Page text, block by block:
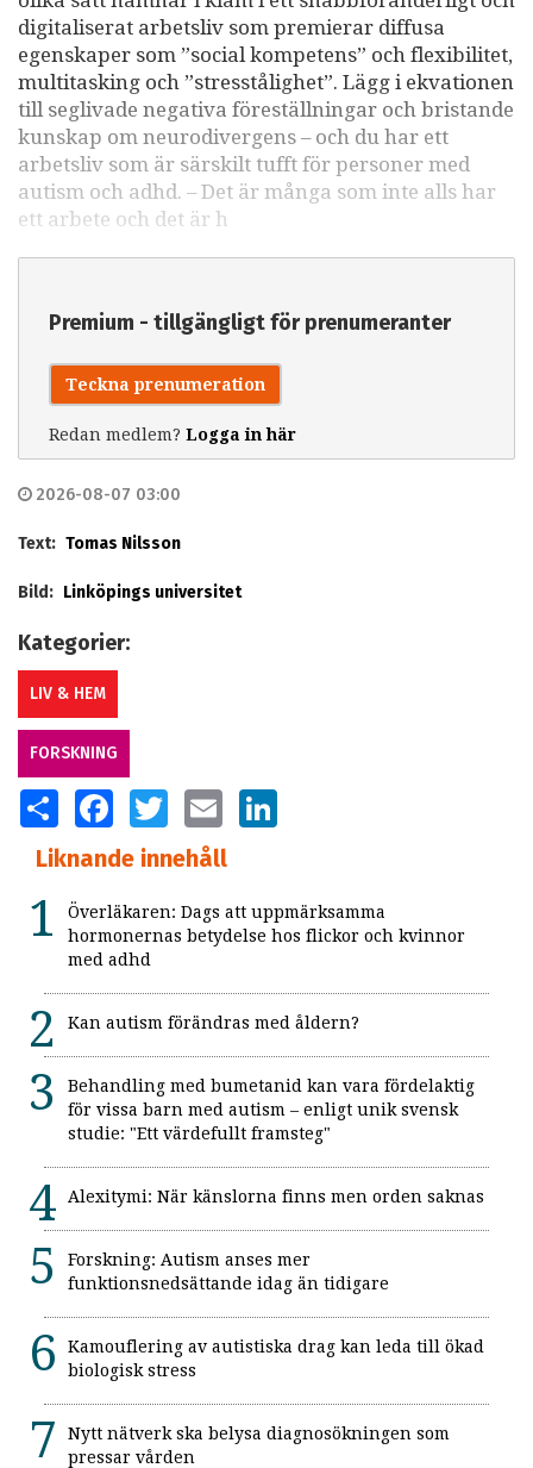
digitaliserat arbetsliv som premierar diffusa
egenskaper som ”social kompetens” och flexibilitet,
multitasking och ”stresstålighet”. Lägg i ekvationen
till seglivade negativa föreställningar och bristande
kunskap om neurodivergens – och du har ett
arbetsliv som är särskilt tufft för personer med
autism och adhd. – Det är många som inte alls har
ett arbete och det är h
Premium - tillgängligt för prenumeranter
Teckna prenumeration
Redan medlem? Logga in här
2026-08-07 03:00
Text: Tomas Nilsson
Bild: Linköpings universitet
Kategorier:
LIV & HEM
FORSKNING
SHARE FACEBOOKTWITTER EMAIL
Liknande innehåll
Överläkaren: Dags att uppmärksamma
hormonernas betydelse hos flickor och kvinnor
med adhd
Kan autism förändras med åldern?
Behandling med bumetanid kan vara fördelaktig
för vissa barn med autism – enligt unik svensk
studie: "Ett värdefullt framsteg"
Alexitymi: När känslorna finns men orden saknas
Forskning: Autism anses mer
funktionsnedsättande idag än tidigare
Kamouflering av autistiska drag kan leda till ökad
biologisk stress
Nytt nätverk ska belysa diagnosökningen som
pressar vården